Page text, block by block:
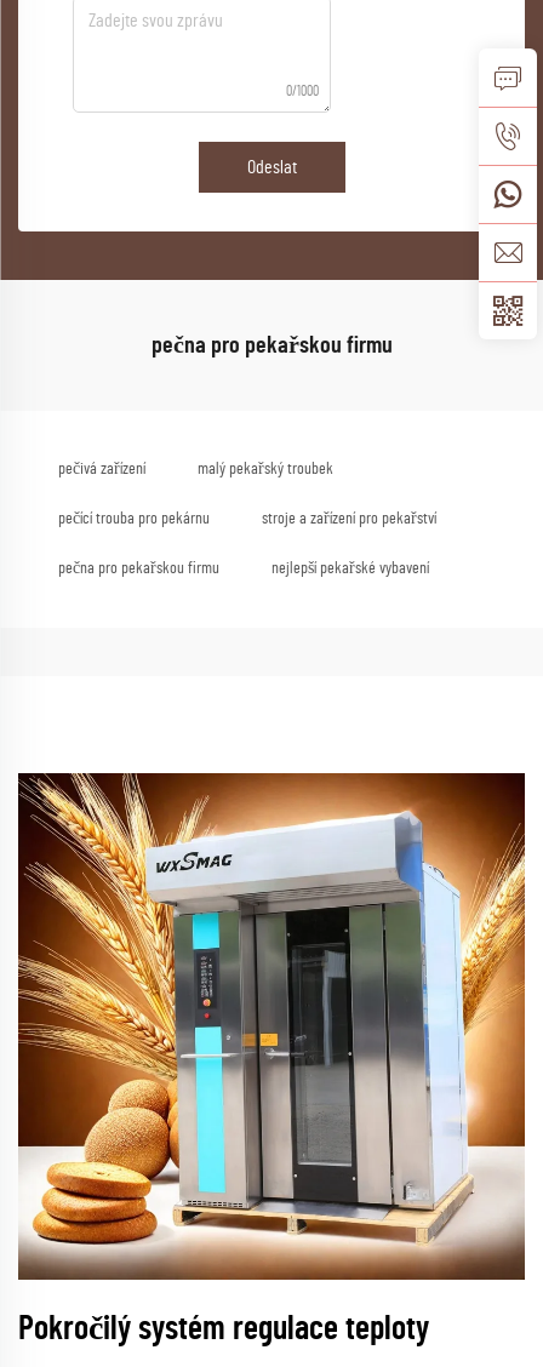
0/1000
Odeslat
pečna pro pekařskou firmu
pečivá zařízení malý pekařský troubek
pečící trouba pro pekárnu stroje a zařízení pro pekařství
pečna pro pekařskou firmu nejlepší pekařské vybavení
Pokročilý systém regulace teploty